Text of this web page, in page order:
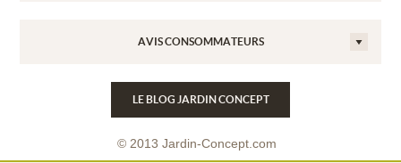
AVIS CONSOMMATEURS
LE BLOG JARDIN CONCEPT
© 2013 Jardin-Concept.com